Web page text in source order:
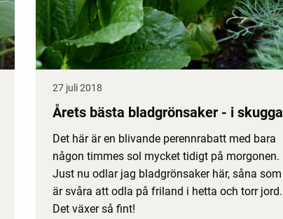
27 juli 2018
Årets bästa bladgrönsaker - i skugga
Det här är en blivande perennrabatt med bara
någon timmes sol mycket tidigt på morgonen.
Just nu odlar jag bladgrönsaker här, såna som
är svåra att odla på friland i hetta och torr jord.
Det växer så fint!